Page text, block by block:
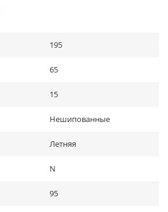
195
65
15
Нешипованные
Летняя
N
95